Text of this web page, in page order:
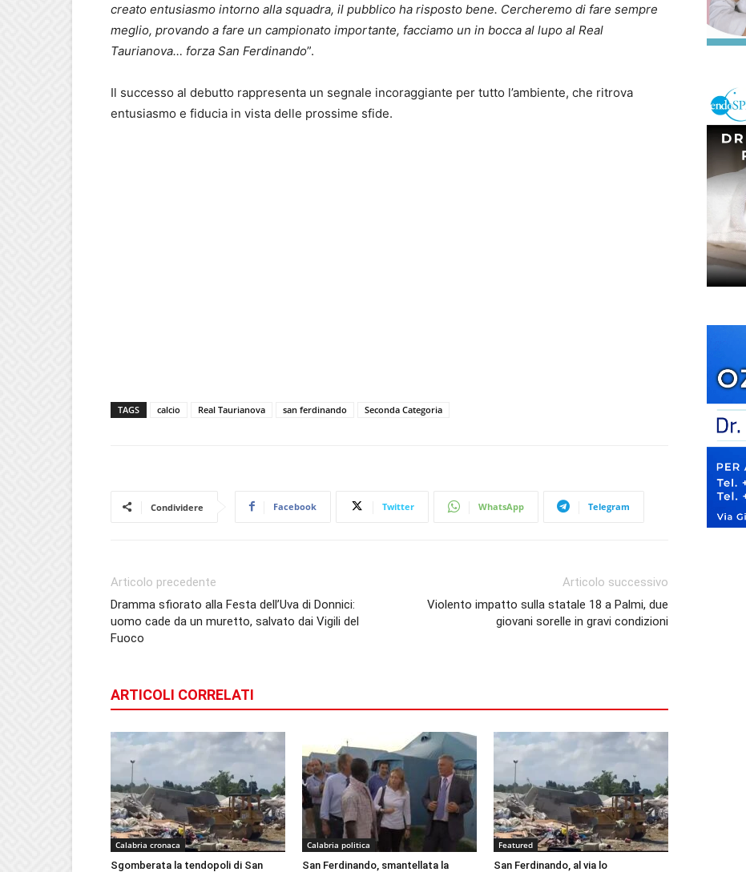
creato entusiasmo intorno alla squadra, il pubblico ha risposto bene. Cercheremo di fare sempre
meglio, provando a fare un campionato importante, facciamo un in bocca al lupo al Real
Taurianova… forza San Ferdinando”.
Il successo al debutto rappresenta un segnale incoraggiante per tutto l’ambiente, che ritrova
entusiasmo e fiducia in vista delle prossime sfide.
TAGS calcio Real Taurianova san ferdinando Seconda Categoria
Condividere Facebook Twitter WhatsApp Telegram
Articolo precedente
Dramma sfiorato alla Festa dell’Uva di Donnici:
uomo cade da un muretto, salvato dai Vigili del
Fuoco
Articolo successivo
Violento impatto sulla statale 18 a Palmi, due
giovani sorelle in gravi condizioni
ARTICOLI CORRELATI
Calabria cronaca
Sgomberata la tendopoli di San
Calabria politica
San Ferdinando, smantellata la
Featured
San Ferdinando, al via lo